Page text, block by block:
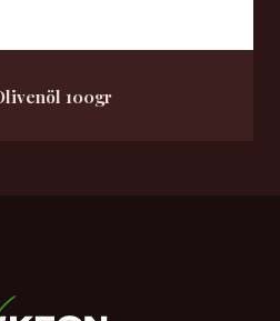
100gr